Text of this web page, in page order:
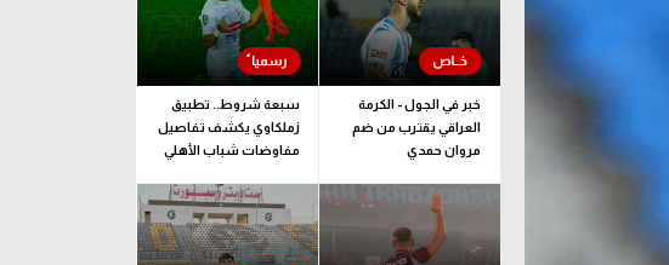
خبر في الجول - الكرمة
العراقي يقترب من ضم
مروان حمدي
سبعة شروط.. تطبيق
زملكاوي يكشف تفاصيل
مفاوضات شباب الأهلي